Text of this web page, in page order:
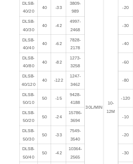
DLSB-
40/20
40 -33
3809-
989
30L/MIN
10-
12M
-20
DLSB-
40/30
40 -42
4997-
2468
-30
DLSB-
40/40
40 -62
7828-
2178
-40
DLSB-
40/80
40 -82
1273-
3258
-60
DLSB-
40/120
40 -122
1247-
3462
-80
DLSB-
50/10
50 -15
9428-
4188
-120
DLSB-
50/20
50 -24
15786-
3694
-10
DLSB-
50/30
50 -33
7549-
3540
-20
DLSB-
50/40
50 -42
10364-
2565
-30